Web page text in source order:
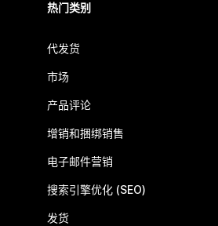
热门类别
代发货
市场
产品评论
增销和捆绑销售
电子邮件营销
搜索引擎优化 (SEO)
发货